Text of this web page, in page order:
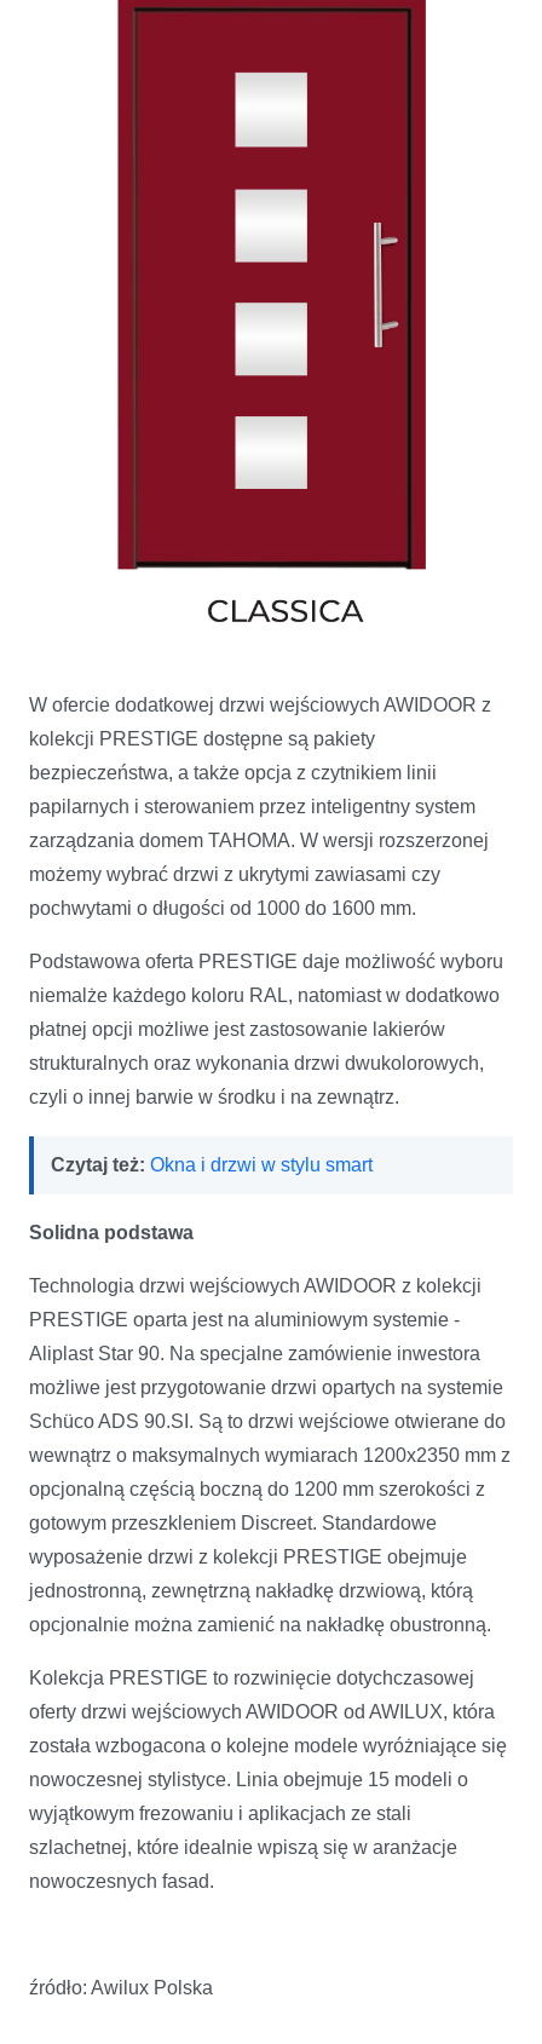
W ofercie dodatkowej drzwi wejściowych AWIDOOR z
kolekcji PRESTIGE dostępne są pakiety
bezpieczeństwa, a także opcja z czytnikiem linii
papilarnych i sterowaniem przez inteligentny system
zarządzania domem TAHOMA. W wersji rozszerzonej
możemy wybrać drzwi z ukrytymi zawiasami czy
pochwytami o długości od 1000 do 1600 mm.
Podstawowa oferta PRESTIGE daje możliwość wyboru
niemalże każdego koloru RAL, natomiast w dodatkowo
płatnej opcji możliwe jest zastosowanie lakierów
strukturalnych oraz wykonania drzwi dwukolorowych,
czyli o innej barwie w środku i na zewnątrz.
Czytaj też: Okna i drzwi w stylu smart
Solidna podstawa
Technologia drzwi wejściowych AWIDOOR z kolekcji
PRESTIGE oparta jest na aluminiowym systemie -
Aliplast Star 90. Na specjalne zamówienie inwestora
możliwe jest przygotowanie drzwi opartych na systemie
Schüco ADS 90.SI. Są to drzwi wejściowe otwierane do
wewnątrz o maksymalnych wymiarach 1200x2350 mm z
opcjonalną częścią boczną do 1200 mm szerokości z
gotowym przeszkleniem Discreet. Standardowe
wyposażenie drzwi z kolekcji PRESTIGE obejmuje
jednostronną, zewnętrzną nakładkę drzwiową, którą
opcjonalnie można zamienić na nakładkę obustronną.
Kolekcja PRESTIGE to rozwinięcie dotychczasowej
oferty drzwi wejściowych AWIDOOR od AWILUX, która
została wzbogacona o kolejne modele wyróżniające się
nowoczesnej stylistyce. Linia obejmuje 15 modeli o
wyjątkowym frezowaniu i aplikacjach ze stali
szlachetnej, które idealnie wpiszą się w aranżacje
nowoczesnych fasad.
źródło: Awilux Polska